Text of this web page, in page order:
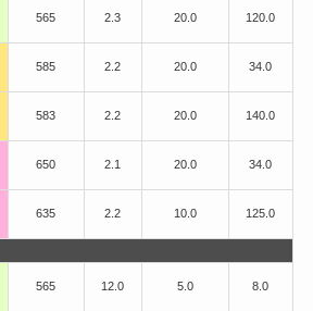
565 2.3 20.0 120.0
585 2.2 20.0 34.0
583 2.2 20.0 140.0
650 2.1 20.0 34.0
635 2.2 10.0 125.0
565 12.0 5.0 8.0